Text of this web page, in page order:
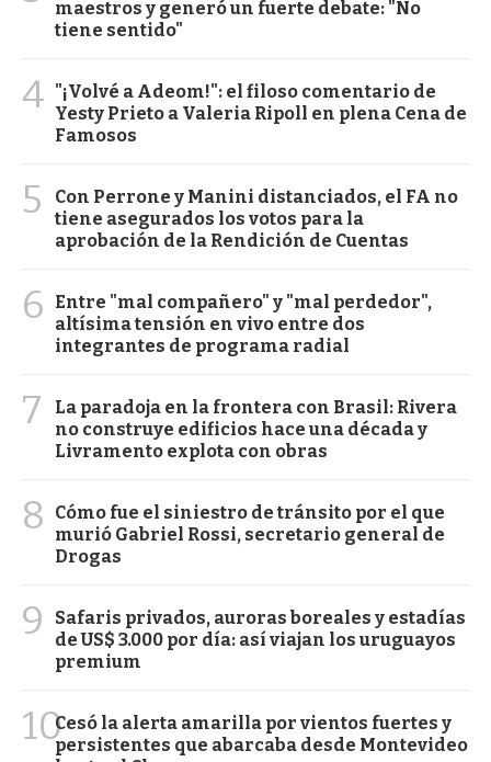
maestros y generó un fuerte debate: "No
tiene sentido"
4 "¡Volvé a Adeom!": el filoso comentario de
Yesty Prieto a Valeria Ripoll en plena Cena de
Famosos
5
Con Perrone y Manini distanciados, el FA no
tiene asegurados los votos para la
aprobación de la Rendición de Cuentas
6
Entre "mal compañero" y "mal perdedor",
altísima tensión en vivo entre dos
integrantes de programa radial
7
La paradoja en la frontera con Brasil: Rivera
no construye edificios hace una década y
Livramento explota con obras
8
Cómo fue el siniestro de tránsito por el que
murió Gabriel Rossi, secretario general de
Drogas
9
Safaris privados, auroras boreales y estadías
de US$ 3.000 por día: así viajan los uruguayos
premium
10Cesó la alerta amarilla por vientos fuertes y
persistentes que abarcaba desde Montevideo